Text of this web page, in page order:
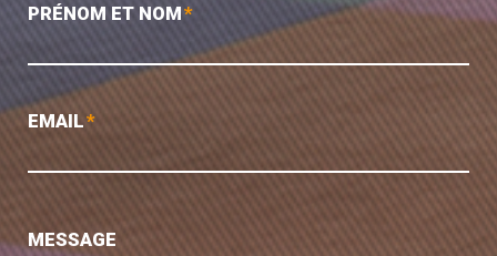
PRÉNOM ET NOM*
EMAIL*
MESSAGE